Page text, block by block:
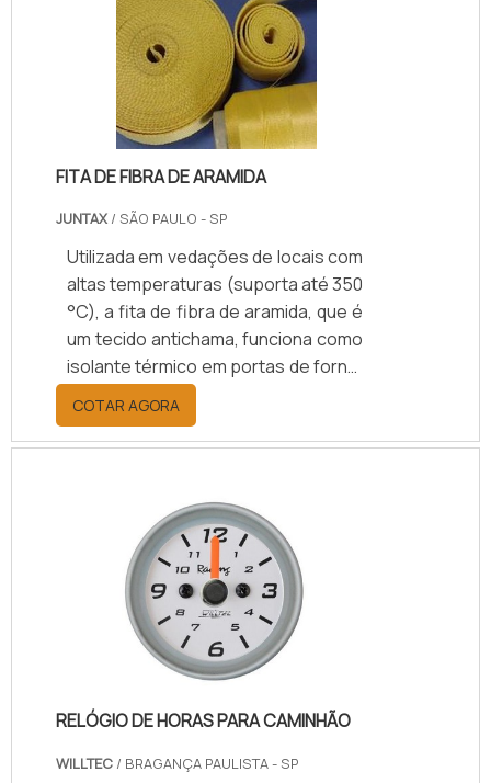
O seu uso também é recomendado
para a proteção de materiais
frágeis, como vidro, cerâmicas,
entre outros.Vantagens de conta.
FITA DE FIBRA DE ARAMIDA
JUNTAX / SÃO PAULO - SP
Utilizada em vedações de locais com
altas temperaturas (suporta até 350
°C), a fita de fibra de aramida, que é
um tecido antichama, funciona como
isolante térmico em portas de forno,
estufas, tubulações, chaminés,
cabos elétricos, mangueiras,
escapamentos, entre outros
quentes.Utilidade apresentada pelo
produtoGeralmente, a fita de fibra é
vendida em rolos de 25m a 30m, mas
as suas dimensões podem variar de
acordo com a necessidade de cada
cliente. Versátil, sem amianto em .
COTAR AGORA
RELÓGIO DE HORAS PARA CAMINHÃO
WILLTEC / BRAGANÇA PAULISTA - SP